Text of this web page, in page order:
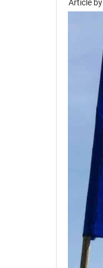
Article by